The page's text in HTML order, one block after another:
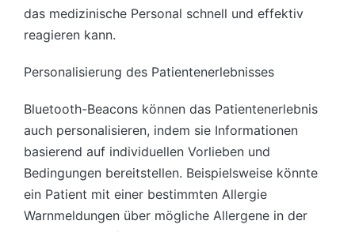
das medizinische Personal schnell und effektiv
reagieren kann.
Personalisierung des Patientenerlebnisses
Bluetooth-Beacons können das Patientenerlebnis
auch personalisieren, indem sie Informationen
basierend auf individuellen Vorlieben und
Bedingungen bereitstellen. Beispielsweise könnte
ein Patient mit einer bestimmten Allergie
Warnmeldungen über mögliche Allergene in der